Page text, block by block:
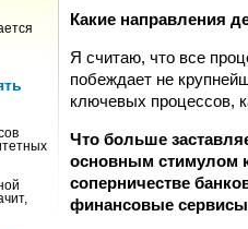
Какие направления
Я считаю, что все
побеждает не
ключевых процессов,
Что больше
основным стимулом
соперничестве
финансовые